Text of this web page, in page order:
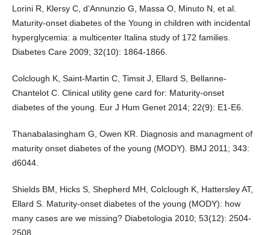
Lorini R, Klersy C, d’Annunzio G, Massa O, Minuto N, et al.
Maturity-onset diabetes of the Young in children with incidental
hyperglycemia: a multicenter Italina study of 172 families.
Diabetes Care 2009; 32(10): 1864-1866.
Colclough K, Saint-Martin C, Timsit J, Ellard S, Bellanne-
Chantelot C. Clinical utility gene card for: Maturity-onset
diabetes of the young. Eur J Hum Genet 2014; 22(9): E1-E6.
Thanabalasingham G, Owen KR. Diagnosis and managment of
maturity onset diabetes of the young (MODY). BMJ 2011; 343:
d6044.
Shields BM, Hicks S, Shepherd MH, Colclough K, Hattersley AT,
Ellard S. Maturity-onset diabetes of the young (MODY): how
many cases are we missing? Diabetologia 2010; 53(12): 2504-
2508.